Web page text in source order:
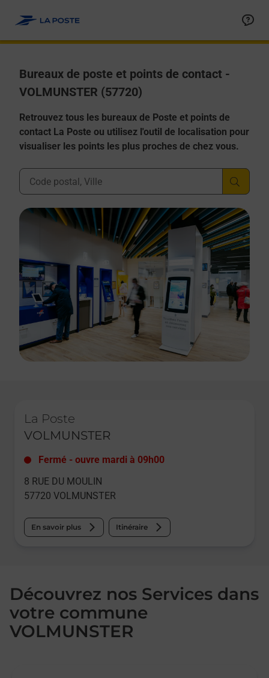
Bureaux de poste et points de contact -
VOLMUNSTER (57720)
Retrouvez tous les bureaux de Poste et points de
contact La Poste ou utilisez l'outil de localisation pour
visualiser les points les plus proches de chez vous.
Ville, Département, Code Postal
La Poste
VOLMUNSTER
Fermé - ouvre mardi à 09h00
8 RUE DU MOULIN
57720 VOLMUNSTER
En savoir plus Itinéraire
Découvrez nos Services dans
votre commune
VOLMUNSTER